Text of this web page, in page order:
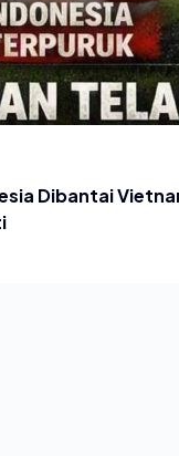
Dibantai